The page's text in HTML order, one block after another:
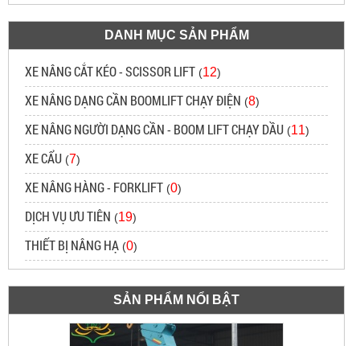
DANH MỤC SẢN PHẨM
XE NÂNG CẮT KÉO - SCISSOR LIFT (12)
XE NÂNG DẠNG CẦN BOOMLIFT CHẠY ĐIỆN (8)
XE NÂNG NGƯỜI DẠNG CẦN - BOOM LIFT CHẠY DẦU (11)
XE CẨU (7)
XE NÂNG HÀNG - FORKLIFT (0)
DỊCH VỤ ƯU TIÊN (19)
THIẾT BỊ NÂNG HẠ (0)
SẢN PHẨM NỔI BẬT